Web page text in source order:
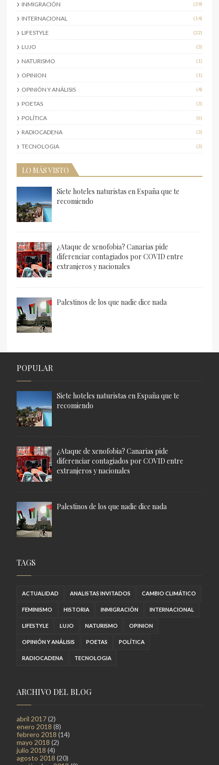
INMIGRACIÓN (39)
INTERNACIONAL (14)
LIFESTYLE (22)
LUJO (3)
NATURISMO (1)
OPINION (1)
OPINIÓN Y ANÁLISIS (4)
POETAS (3)
POLÍTICA (6)
RADIOCADENA (3)
TECNOLOGIA (3)
LO MÁS VISTO
Siete hoteles naturistas en España que te
recomiendo
¿Ataque de xenofobia? Canarias pide
diferenciar contagiados por COVID entre
extranjeros y nacionales
Palestinos de los que nadie dice nada
POPULAR
Siete hoteles naturistas en España que te
recomiendo
¿Ataque de xenofobia? Canarias pide
diferenciar contagiados por COVID entre
extranjeros y nacionales
Palestinos de los que nadie dice nada
TAGS
ACTUALIDAD ANALISTAS INVITADOS CAMBIO CLIMÁTICO
FEMINISMO HISTORIA INMIGRACIÓN INTERNACIONAL
LIFESTYLE LUJO NATURISMO OPINION
OPINIÓN Y ANÁLISIS POETAS POLÍTICA
RADIOCADENA TECNOLOGIA
ARCHIVO DEL BLOG
abril 2017(2)
enero 2018 (8)
febrero 2018 (14)
mayo 2018 (2)
julio 2018 (4)
agosto 2018 (20)